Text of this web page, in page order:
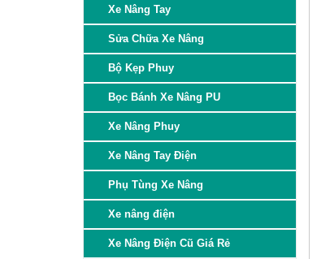
Xe Nâng Tay
Sửa Chữa Xe Nâng
Bộ Kẹp Phuy
Bọc Bánh Xe Nâng PU
Xe Nâng Phuy
Xe Nâng Tay Điện
Phụ Tùng Xe Nâng
Xe nâng điện
Xe Nâng Điện Cũ Giá Rẻ